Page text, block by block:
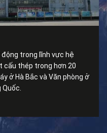
trong lĩnh vực hệ
cấu thép trong hơn 20
ở Hà Bắc và Văn phòng ở